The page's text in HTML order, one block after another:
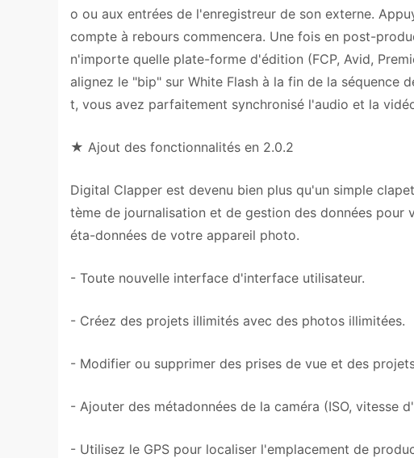
o ou aux entrées de l'enregistreur de son externe.
compte à rebours commencera. Une fois en post-
n'importe quelle plate-forme d'édition (FCP, Avid,
alignez le "bip" sur White Flash à la fin de la séquence
t, vous avez parfaitement synchronisé l'audio et la
★ Ajout des fonctionnalités en 2.0.2
Digital Clapper est devenu bien plus qu'un simple
tème de journalisation et de gestion des données
éta-données de votre appareil photo.
- Toute nouvelle interface d'interface utilisateur.
- Créez des projets illimités avec des photos illimitées.
- Modifier ou supprimer des prises de vue et des
- Ajouter des métadonnées de la caméra (ISO, vitesse
- Utilisez le GPS pour localiser l'emplacement de